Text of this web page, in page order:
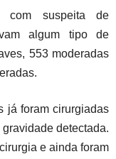
com suspeita de
algum tipo de
553 moderadas
já foram cirurgiadas
detectada.
e ainda foram